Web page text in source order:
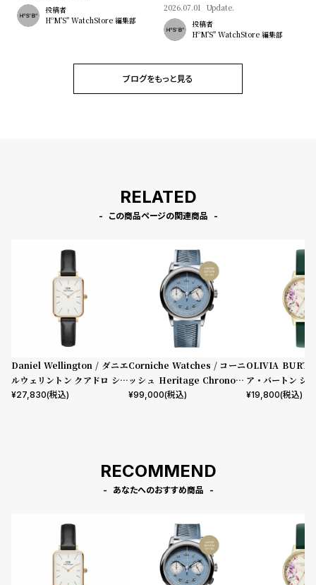
投稿者
HºM'S" WatchStore 編集部
2026.07.01 Update.
投稿者
HºM'S" WatchStore 編集部
ブログをもっと見る
RELATED
この商品ページの関連商品
Daniel Wellington / ダニエ
ルウェリントン クアドロ シェ
フィールド ローズゴールド/ホ
¥27,830(税込)
Corniche Watches / コーニ
ッシュ Heritage Chronogr
aph Visage ステンレス
¥99,000(税込)
OLIVIA
ア・バートン シ
mm イラストレ
¥19,800(税込)
RECOMMEND
あなたへのおすすめ商品